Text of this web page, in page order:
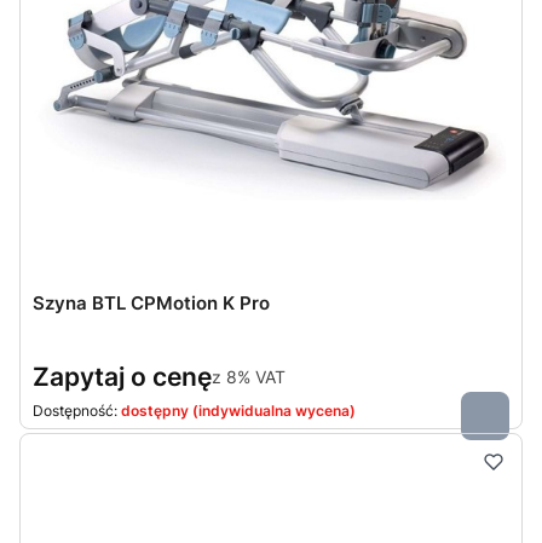
Szyna BTL CPMotion K Pro
Zapytaj o cenęz 8% VAT
Dostępność: dostępny (indywidualna wycena)